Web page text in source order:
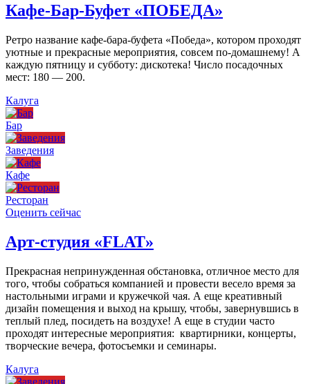
Кафе-Бар-Буфет «ПОБЕДА»
Ретро название кафе-бара-буфета «Победа», котором проходят
уютные и прекрасные мероприятия, совсем по-домашнему! А
каждую пятницу и субботу: дискотека! Число посадочных
мест: 180 — 200.
Калуга
Бар
Заведения
Кафе
Ресторан
Оценить сейчас
Арт-студия «FLAT»
Прекрасная непринужденная обстановка, отличное место для
того, чтобы собраться компанией и провести весело время за
настольными играми и кружечкой чая. А еще креативный
дизайн помещения и выход на крышу, чтобы, завернувшись в
теплый плед, посидеть на воздухе! А еще в студии часто
проходят интересные мероприятия: квартирники, концерты,
творческие вечера, фотосъемки и семинары.
Калуга